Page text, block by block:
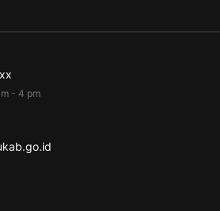
- 4 pm